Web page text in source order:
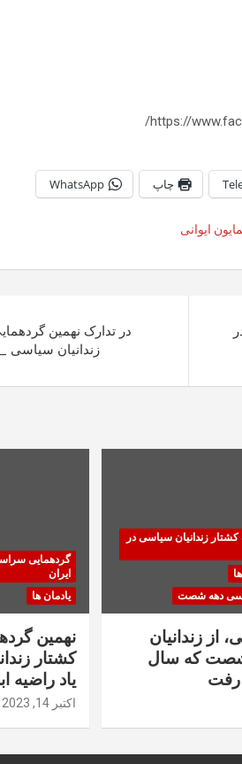
https://
چاپ WhatsApp
ایوانی
در تدارک نهمین
زندانیان سیاسی
زندانیان سیاسی در
دهه شصت
از زندانیان
که سال
رفت
گردهمایی
ایران
یادمان ها
نهمین
کشتار
یاد راضیه
اکتبر 14, 2023